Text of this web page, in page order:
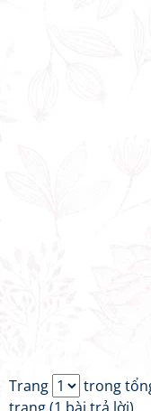
Trang
trong